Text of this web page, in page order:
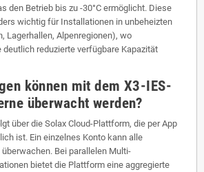
den Betrieb bis zu -30°C ermöglicht. Diese
wichtig für Installationen in unbeheizten
Lagerhallen, Alpenregionen), wo
deutlich reduzierte verfügbare Kapazität
können mit dem X3-IES-
überwacht werden?
über die Solax Cloud-Plattform, die per App
ist. Ein einzelnes Konto kann alle
Bei parallelen Multi-
bietet die Plattform eine aggregierte